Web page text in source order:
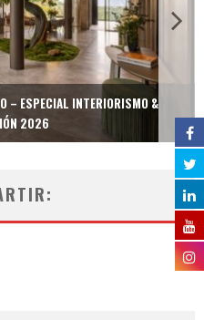
– ESPECIAL INTERIORISMO &
2026